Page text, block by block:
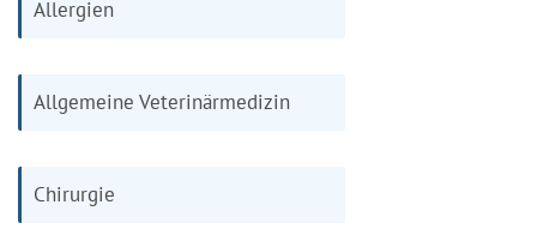
Allergien
Allgemeine Veterinärmedizin
Chirurgie